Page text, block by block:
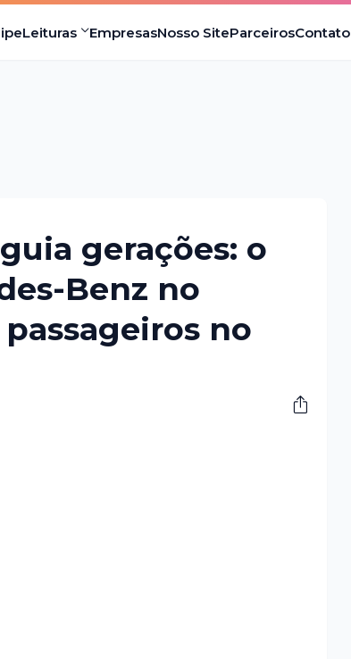
Leituras EmpresasNosso SiteParceirosContato
gerações: o
Benz no
no